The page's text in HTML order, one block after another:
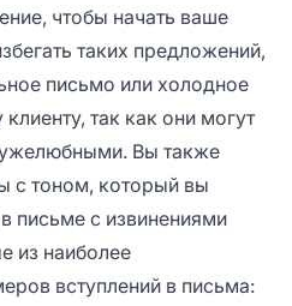
чтобы начать ваше
таких предложений,
письмо или холодное
так как они могут
. Вы также
с тоном, который вы
письме с извинениями
из наиболее
вступлений в письма: